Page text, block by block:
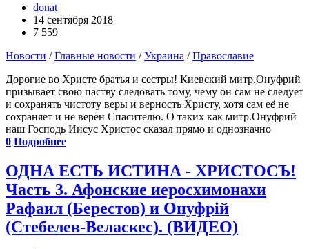
donat
14 сентября 2018
7 559
Новости /Главные новости /Украина /Православие
Дорогие во Христе братья и сестры! Киевский митр.Онуфрий
призывает свою паству следовать тому, чему он сам не следует
и сохранять чистоту веры и верность Христу, хотя сам её не
сохраняет и не верен Спасителю. О таких как митр.Онуфрий
наш Господь Иисус Христос сказал прямо и однозначно
0 Подробнее
ОДНА ЕСТЬ ИСТИНА - ХРИСТОСЪ!
Часть 3. Афонские иеросхимонахи
Рафаил (Берестов) и Онуфрiй
(Стебелев-Веласкес). (ВИДЕО)